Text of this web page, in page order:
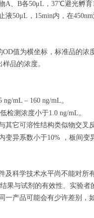
A、B各50μL，37℃避光孵育
液50μL，15min内，在450nm
OD值为横坐标， 标准品的浓
样品的浓度。
ng/mL – 160 ng/mL。
检测浓度小于1.0 ng/mL。
其它可溶性结构类似物交叉反
变异系数小于10% ， 板间变
及科学技术水平尚不能对所
果与试剂的有效性、实验者
一产品可能会有少许差别，